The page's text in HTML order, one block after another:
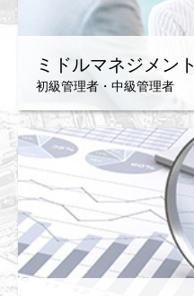
ミドルマネジメント
初級管理者・中級管理者